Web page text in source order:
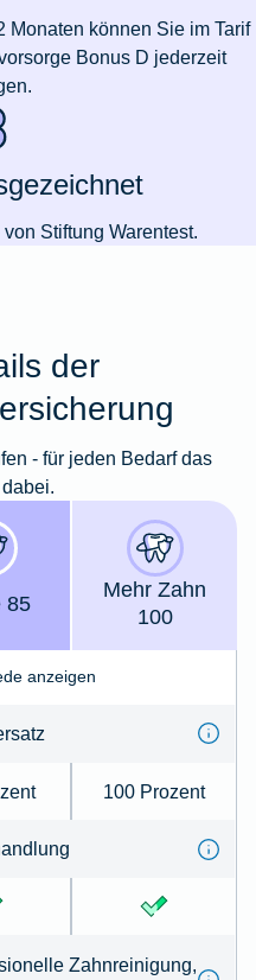
Monaten können Sie im Tarif
Bonus D jederzeit
Stiftung Warentest.
der
- für jeden Bedarf das
85
Mehr Zahn
100
anzeigen
100 Prozent
Zahn­reinigung,